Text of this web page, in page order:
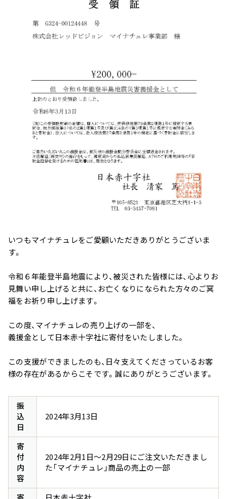
ミルキーシフト ヘアオ
イル
トリートメント（白髪
用）
サプリメント オールイ
ンワン
サポートアイテム一覧
お得なおまとめ定期コース
いつもマイナチュレをご愛顧いただきありがとうございま
す。
令和６年能登半島地震により、被災された皆様には、心よりお
見舞い申し上げると共に、お亡くなりになられた方々のご冥
福をお祈り申し上げます。
この度、マイナチュレの売り上げの一部を、
義援金として日本赤十字社に寄付をいたしました。
この支援ができましたのも、日々支えてくださっているお客
様の存在があるからこそです。誠にありがとうございます。
振
込
日
2024年3月13日
寄
付
内
容
2024年2月1日～2月29日にご注文いただきまし
た「マイナチュレ」商品の売上の一部